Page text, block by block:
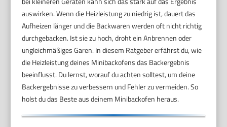
auswirken. Wenn die Heizleistung zu niedrig ist, dauert das
Aufheizen länger und die Backwaren werden oft nicht richtig
durchgebacken. Ist sie zu hoch, droht ein Anbrennen oder
ungleichmäßiges Garen. In diesem Ratgeber erfährst du, wie
die Heizleistung deines Minibackofens das Backergebnis
beeinflusst. Du lernst, worauf du achten solltest, um deine
Backergebnisse zu verbessern und Fehler zu vermeiden. So
holst du das Beste aus deinem Minibackofen heraus.